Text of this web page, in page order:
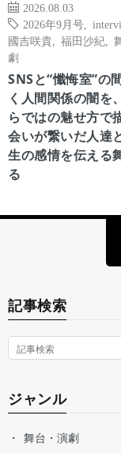
2026.08.03
2026年9月号
國吉咲貴
福田沙紀
劇
SNSと“懺悔室”の
く人間関係の闇を
らではの魅せ方
会いが繋いだ人達
生の感情を伝える
る
記事検索
ジャンル
舞台・演劇